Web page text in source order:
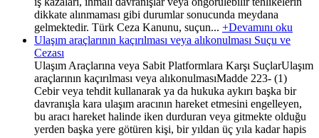
dikkate alınmaması gibi durumlar sonucunda meydana
gelmektedir. Türk Ceza Kanunu, suçun... +Devamını oku
Ulaşım araçlarının kaçırılması veya alıkonulması Suçu ve
Cezası
Ulaşım Araçlarına veya Sabit Platformlara Karşı SuçlarUlaşım
araçlarının kaçırılması veya alıkonulmasıMadde 223- (1)
Cebir veya tehdit kullanarak ya da hukuka aykırı başka bir
davranışla kara ulaşım aracının hareket etmesini engelleyen,
bu aracı hareket halinde iken durduran veya gitmekte olduğu
yerden başka yere götüren kişi, bir yıldan üç yıla kadar hapis